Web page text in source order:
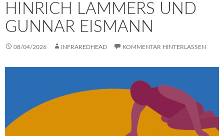
HINRICH LAMMERS UND
GUNNAR EISMANN
08/04/2026 INFRAREDHEAD KOMMENTAR HINTERLASSEN